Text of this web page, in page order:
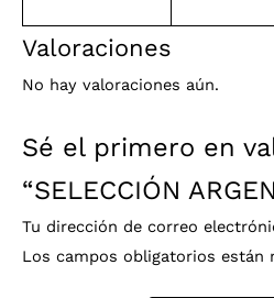
Valoraciones
No hay valoraciones aún.
Sé el primero en
“SELECCIÓN
Tu dirección de correo
Los campos obligatorios están